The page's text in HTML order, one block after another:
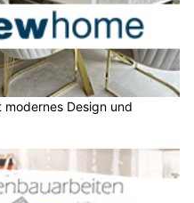
modernes Design und